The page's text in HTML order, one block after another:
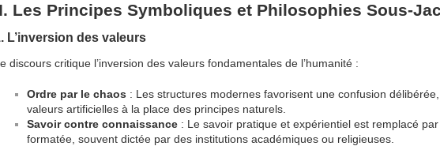
Les Principes Symboliques et Philosophies Sous-
L’inversion des valeurs
discours critique l’inversion des valeurs fondamentales de l’humanité :
Ordre par le chaos : Les structures modernes favorisent une confusion
valeurs artificielles à la place des principes naturels.
Savoir contre connaissance : Le savoir pratique et expérientiel est remplacé
formatée, souvent dictée par des institutions académiques ou religieuses.